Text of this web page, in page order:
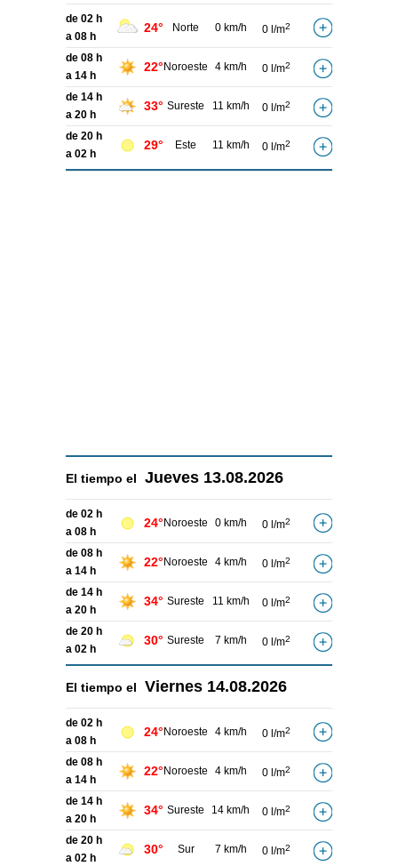
de 02 h
a 08 h
24° Norte 0 km/h 0 l/m2
de 08 h
a 14 h
22° Noroeste 4 km/h 0 l/m2
de 14 h
a 20 h
33° Sureste 11 km/h 0 l/m2
de 20 h
a 02 h
29° Este 11 km/h 0 l/m2
El tiempo el Jueves 13.08.2026
de 02 h
a 08 h
24° Noroeste 0 km/h 0 l/m2
de 08 h
a 14 h
22° Noroeste 4 km/h 0 l/m2
de 14 h
a 20 h
34° Sureste 11 km/h 0 l/m2
de 20 h
a 02 h
30° Sureste 7 km/h 0 l/m2
El tiempo el Viernes 14.08.2026
de 02 h
a 08 h
24° Noroeste 4 km/h 0 l/m2
de 08 h
a 14 h
22° Noroeste 4 km/h 0 l/m2
de 14 h
a 20 h
34° Sureste 14 km/h 0 l/m2
de 20 h
a 02 h
30° Sur 7 km/h 0 l/m2